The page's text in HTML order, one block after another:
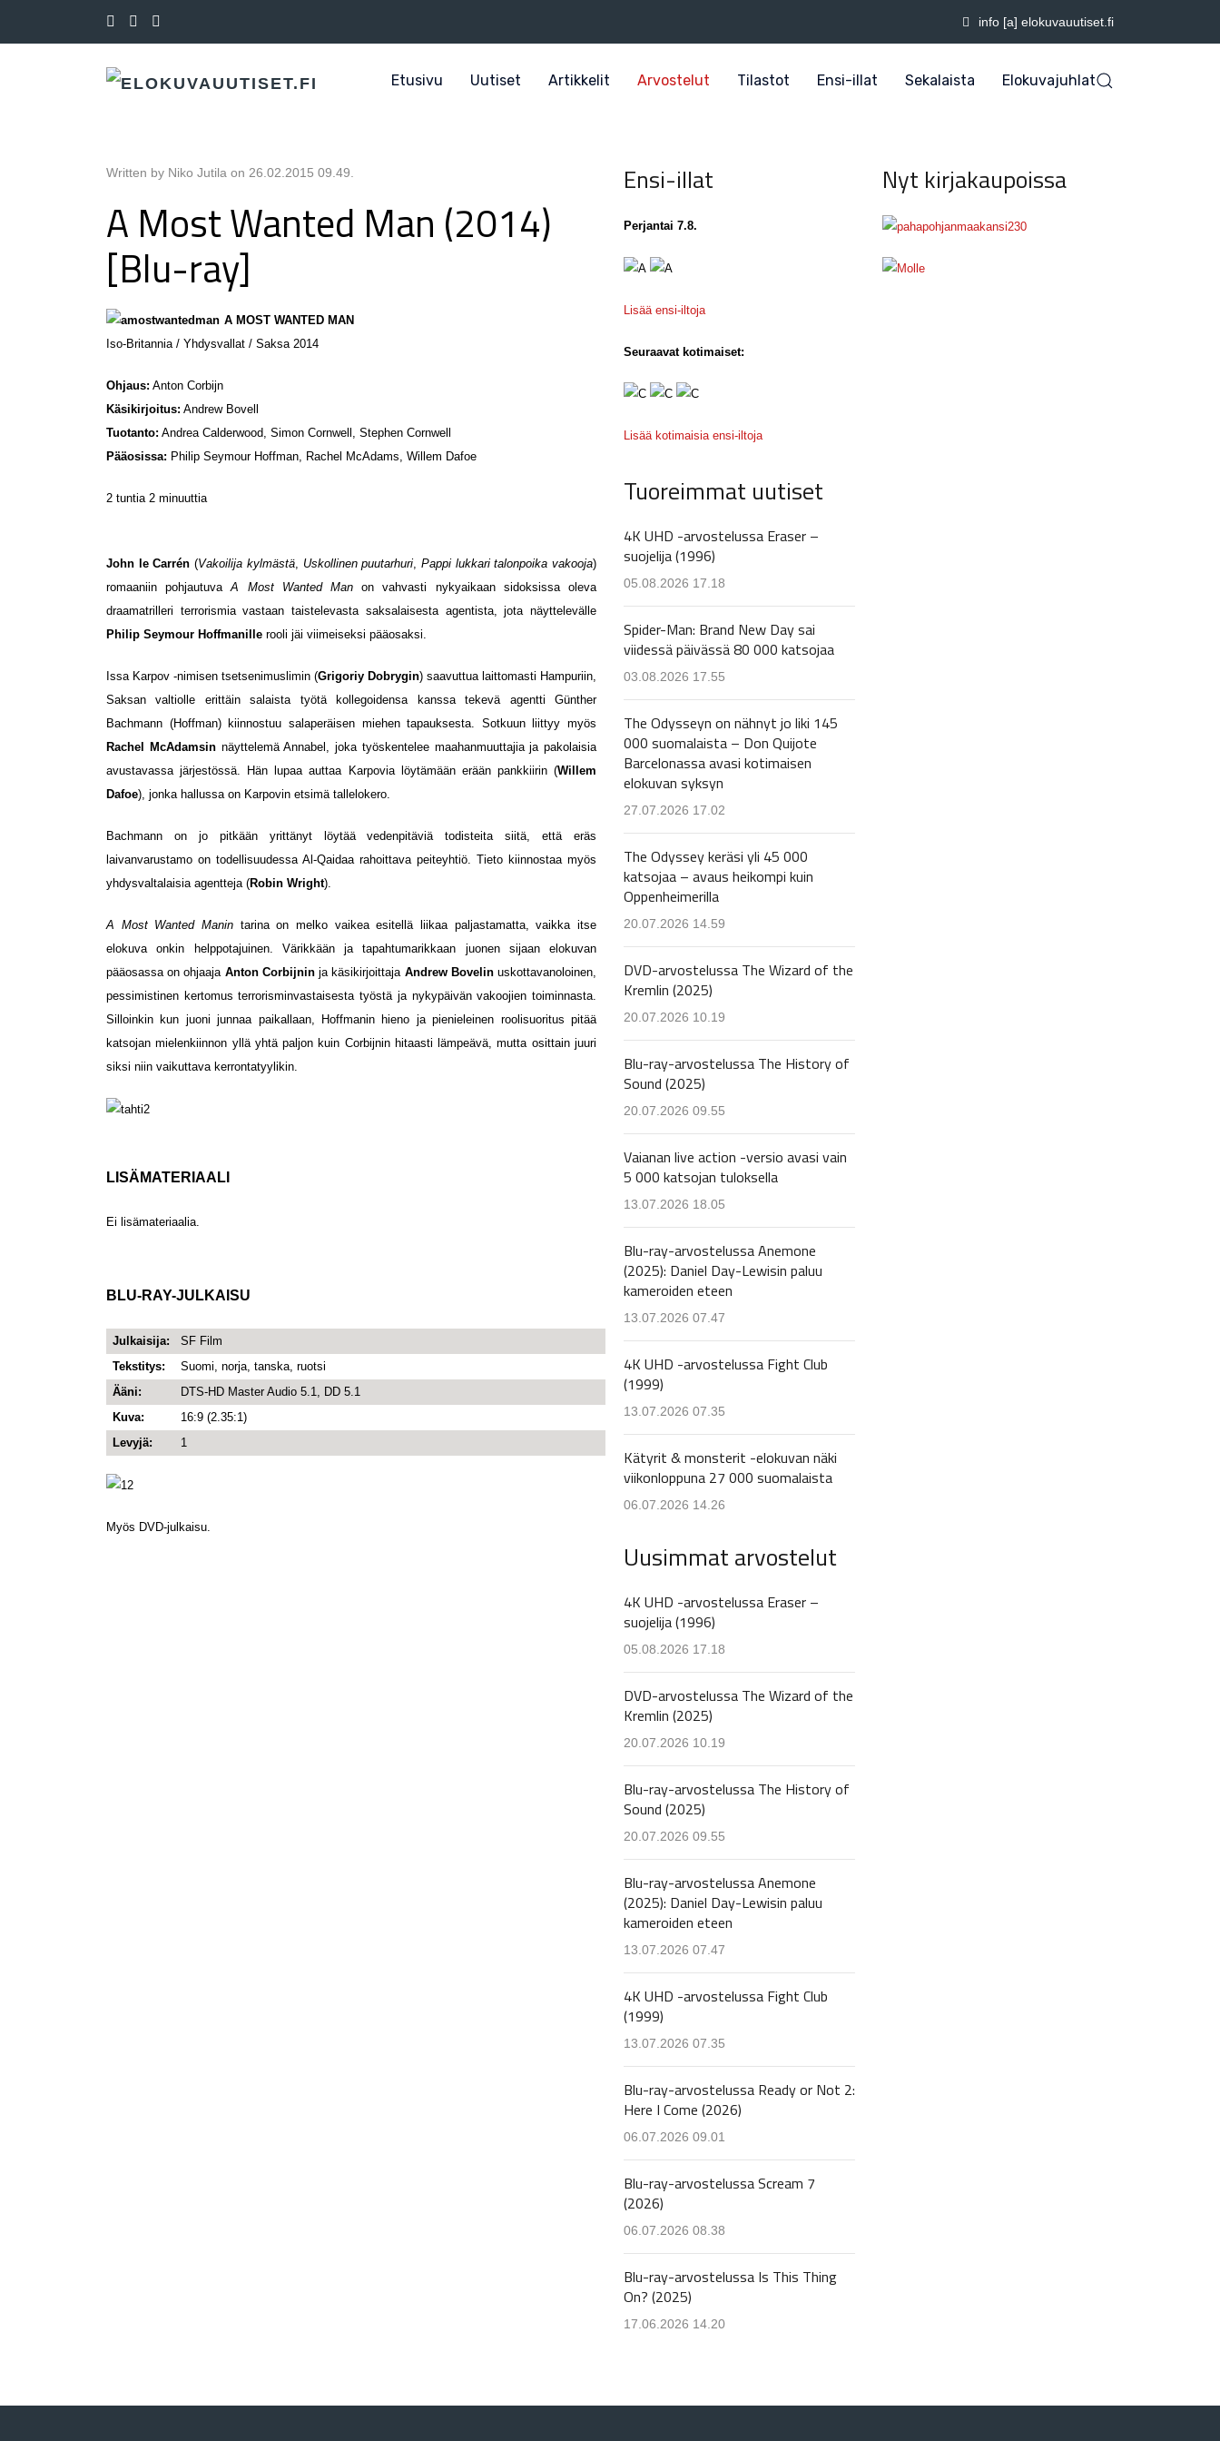
info [a] elokuvauutiset.fi
Etusivu Uutiset Artikkelit Arvostelut Tilastot Ensi-illat Sekalaista Elokuvajuhlat
Written by Niko Jutila on 26.02.2015 09.49
A Most Wanted Man (2014)
[Blu-ray]
A MOST WANTED MAN
Iso-Britannia / Yhdysvallat / Saksa 2014
Ohjaus: Anton Corbijn
Käsikirjoitus: Andrew Bovell
Tuotanto: Andrea Calderwood, Simon Cornwell, Stephen Cornwell
Pääosissa: Philip Seymour Hoffman, Rachel McAdams, Willem Dafoe
2 tuntia 2 minuuttia
John le Carrén (Vakoilija kylmästä, Uskollinen puutarhuri, Pappi lukkari talonpoika vakooja)
romaaniin pohjautuvaA Most Wanted Man on vahvasti nykyaikaan sidoksissa oleva
draamatrilleri terrorismia vastaan taistelevasta saksalaisesta agentista, jota näyttelevälle
Philip Seymour Hoffmanille rooli jäi viimeiseksi pääosaksi.
Issa Karpov -nimisen tsetsenimuslimin (Grigoriy Dobrygin) saavuttua laittomasti Hampuriin,
Saksan valtiolle erittäin salaista työtä kollegoidensa kanssa tekevä agentti Günther
Bachmann (Hoffman) kiinnostuu salaperäisen miehen tapauksesta. Sotkuun liittyy myös
Rachel McAdamsinnäyttelemä Annabel, joka työskentelee maahanmuuttajia ja pakolaisia
avustavassa järjestössä. Hän lupaa auttaa Karpovia löytämään erään pankkiirin (Willem
Dafoe), jonka hallussa on Karpovin etsimä tallelokero.
Bachmann on jo pitkään yrittänyt löytää vedenpitäviä todisteita siitä, että eräs
laivanvarustamo on todellisuudessa Al-Qaidaa rahoittava peiteyhtiö. Tieto kiinnostaa myös
yhdysvaltalaisia agentteja (Robin Wright).
A Most Wanted Manin tarina on melko vaikea esitellä liikaa paljastamatta, vaikka itse
elokuva onkin helppotajuinen. Värikkään ja tapahtumarikkaan juonen sijaan elokuvan
pääosassa on ohjaaja Anton Corbijninja käsikirjoittaja Andrew Bovelinuskottavanoloinen,
pessimistinen kertomus terrorisminvastaisesta työstä ja nykypäivän vakoojien toiminnasta.
Silloinkin kun juoni junnaa paikallaan, Hoffmanin hieno ja pienieleinen roolisuoritus pitää
katsojan mielenkiinnon yllä yhtä paljon kuin Corbijnin hitaasti lämpeävä, mutta osittain juuri
siksi niin vaikuttava kerrontatyylikin.
LISÄMATERIAALI
Ei lisämateriaalia.
BLU-RAY-JULKAISU
Julkaisija:
SF Film
Tekstitys:
Suomi, norja, tanska, ruotsi
Ääni:
DTS-HD Master Audio 5.1, DD 5.1
Kuva:
16:9 (2.35:1)
Levyjä:
1
Myös DVD-julkaisu.
Ensi-illat
Perjantai 7.8.
Lisää ensi-iltoja
Seuraavat kotimaiset:
Lisää kotimaisia ensi-iltoja
Tuoreimmat uutiset
4K UHD -arvostelussa Eraser –
suojelija (1996)
05.08.2026 17.18
Spider-Man: Brand New Day sai
viidessä päivässä 80 000 katsojaa
03.08.2026 17.55
The Odysseyn on nähnyt jo liki 145
000 suomalaista – Don Quijote
Barcelonassa avasi kotimaisen
elokuvan syksyn
27.07.2026 17.02
The Odyssey keräsi yli 45 000
katsojaa – avaus heikompi kuin
Oppenheimerilla
20.07.2026 14.59
DVD-arvostelussa The Wizard of the
Kremlin (2025)
20.07.2026 10.19
Blu-ray-arvostelussa The History of
Sound (2025)
20.07.2026 09.55
Vaianan live action -versio avasi vain
5 000 katsojan tuloksella
13.07.2026 18.05
Blu-ray-arvostelussa Anemone
(2025): Daniel Day-Lewisin paluu
kameroiden eteen
13.07.2026 07.47
4K UHD -arvostelussa Fight Club
(1999)
13.07.2026 07.35
Kätyrit & monsterit -elokuvan näki
viikonloppuna 27 000 suomalaista
06.07.2026 14.26
Uusimmat arvostelut
4K UHD -arvostelussa Eraser –
suojelija (1996)
05.08.2026 17.18
DVD-arvostelussa The Wizard of the
Kremlin (2025)
20.07.2026 10.19
Blu-ray-arvostelussa The History of
Sound (2025)
20.07.2026 09.55
Blu-ray-arvostelussa Anemone
(2025): Daniel Day-Lewisin paluu
kameroiden eteen
13.07.2026 07.47
4K UHD -arvostelussa Fight Club
(1999)
13.07.2026 07.35
Blu-ray-arvostelussa Ready or Not 2:
Here I Come (2026)
06.07.2026 09.01
Blu-ray-arvostelussa Scream 7
(2026)
06.07.2026 08.38
Blu-ray-arvostelussa Is This Thing
On? (2025)
17.06.2026 14.20
Nyt kirjakaupoissa